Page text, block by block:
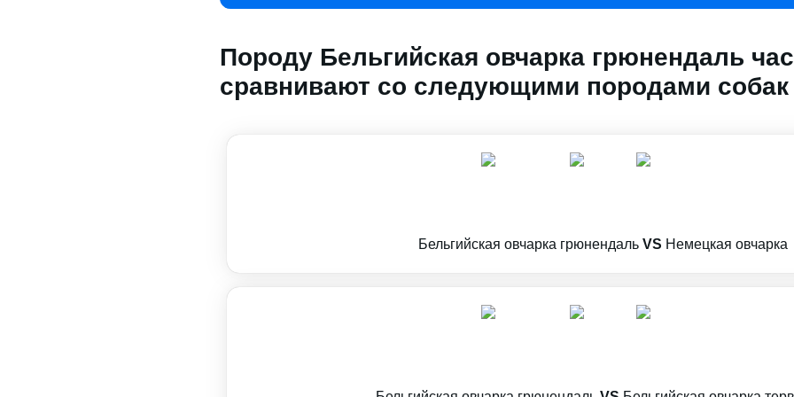
Породу Бельгийская овчарка грюнендаль
сравнивают со следующими породами собак
Бельгийская овчарка грюнендаль VS Немецкая овчарка